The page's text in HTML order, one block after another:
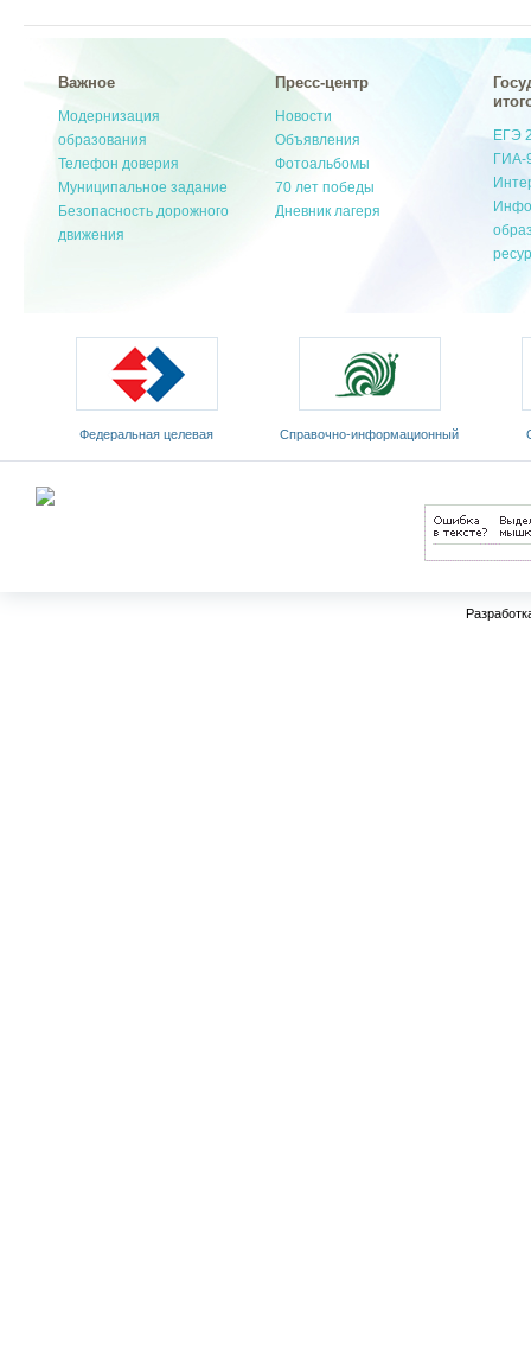
Важное
Модернизация
образования
Телефон доверия
Муниципальное задание
Безопасность дорожного
движения
Пресс-центр
Новости
Объявления
Фотоальбомы
70 лет победы
Дневник лагеря
ЕГЭ
ГИА-
Федеральная целевая
программа развития
Cправочно-информационный
портал «Русский язык»